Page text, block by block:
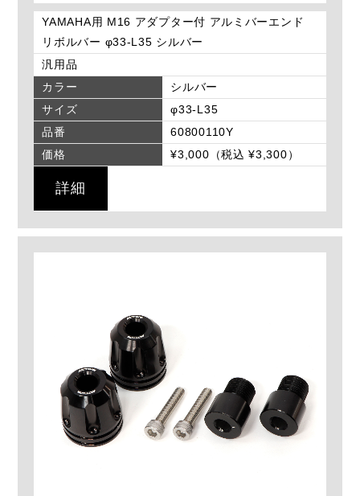
YAMAHA用 M16 アダプター付 アルミバーエンド
リボルバー φ33-L35 シルバー
汎用品
カラー
シルバー
サイズ
φ33-L35
品番
60800110Y
価格
¥3,000（税込 ¥3,300）
詳細